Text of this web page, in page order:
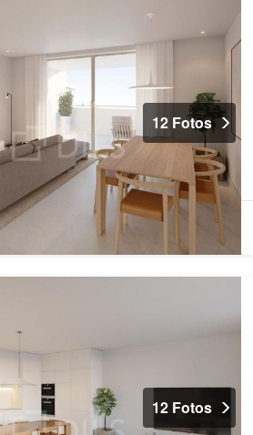
12 Fotos
12 Fotos